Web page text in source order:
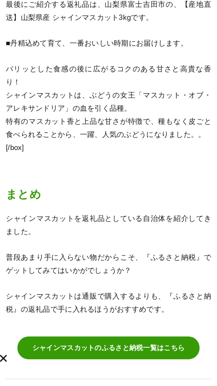
最後にご紹介する返礼品は、山梨県富士吉田市の、【産地直
送】山梨県産 シャインマスカット3kgです。
■丹精込めて育て、一番おいしい時期にお届けします。
パリッとした食感の後に広がるコクのある甘さと高貴な香
り！
シャインマスカットは、ぶどうの女王「マスカット・オブ・
アレキサンドリア」の血を引く品種。
特有のマスカット香と上品な甘さが特徴で、種もなく皮ごと
食べられることから、一躍、人気のぶどうになりました。。
[/box]
まとめ
シャインマスカットを返礼品としている自治体を紹介してき
ました。
普段あまり手に入らない物だからこそ、『ふるさと納税』で
ゲットしてみてはいかがでしょうか？
シャインマスカットは通販で購入するよりも、『ふるさと納
税』の返礼品で手に入れるほうがおすすめです。
シャインマスカットのふるさと納税一覧はこちら